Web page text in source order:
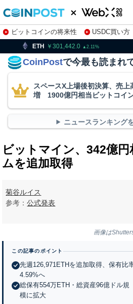
ビットコインの将来性 USDC買い方
株特集・関連銘柄
301,442.0 2.11 XRP
CoinPostで今最も読まれ
スペースX上場後初決算、売上
増 1900億円相当ビットコイ
ニュースランキング
ビットマイン、342億
ムを追加取得
菊谷ルイス
参考：公式発表
画像は
この記事のポイント
先週126,971ETHを追加取得、保有比
4.59%へ
総保有554万ETH・総資産96億ドル規
模に拡大